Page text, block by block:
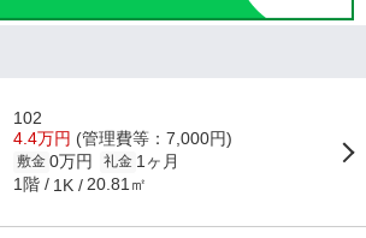
102
4.4万円 (管理費等：7,000円)
敷金 0万円 礼金 1ヶ月
1階 1K 20.81㎡